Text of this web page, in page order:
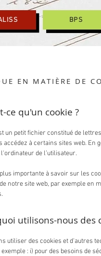
BPS
EN MATIÈRE DE
ce qu'un cookie ?
un petit fichier constitué de
accédez à certains sites web. En
de l’utilisateur.
importante à savoir sur les
notre site web, par exemple en
utilisons-nous des
utiliser des cookies et d'autres
: i) pour des besoins de